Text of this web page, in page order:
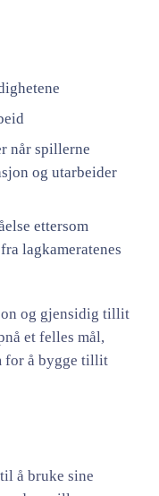
når spillerne
og utarbeider
ettersom
lagkameratenes
og gjensidig tillit
et felles mål,
for å bygge tillit
å bruke sine